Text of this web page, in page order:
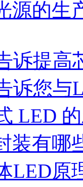
源的生
诉提高
诉您与
LED
装有哪
LED原